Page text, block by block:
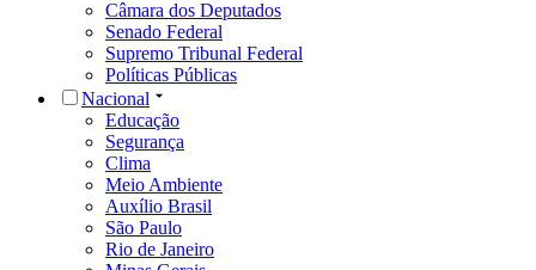
Câmara dos Deputados
Senado Federal
Supremo Tribunal Federal
Políticas Públicas
Nacional
Educação
Segurança
Clima
Meio Ambiente
Auxílio Brasil
São Paulo
Rio de Janeiro